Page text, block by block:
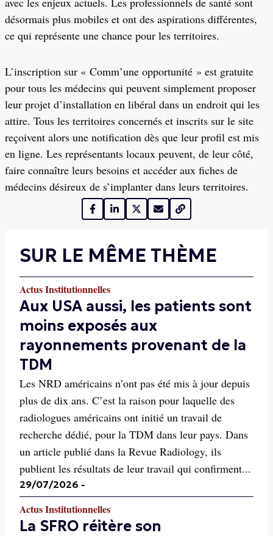
désormais plus mobiles et ont des aspirations différentes,
ce qui représente une chance pour les territoires.
L’inscription sur « Comm’une opportunité » est gratuite
pour tous les médecins qui peuvent simplement proposer
leur projet d’installation en libéral dans un endroit qui les
attire. Tous les territoires concernés et inscrits sur le site
reçoivent alors une notification dès que leur profil est mis
en ligne. Les représentants locaux peuvent, de leur côté,
faire connaître leurs besoins et accéder aux fiches de
médecins désireux de s’implanter dans leurs territoires.
SUR LE MÊME THÈME
Actus Institutionnelles
Aux USA aussi, les patients sont
moins exposés aux
rayonnements provenant de la
TDM
Les NRD américains n’ont pas été mis à jour depuis
plus de dix ans. C’est la raison pour laquelle des
radiologues américains ont initié un travail de
recherche dédié, pour la TDM dans leur pays. Dans
un article publié dans la Revue Radiology, ils
publient les résultats de leur travail qui confirment...
29/07/2026 -
Actus Institutionnelles
La SFRO réitère son